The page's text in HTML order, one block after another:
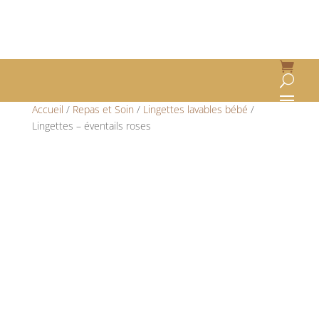
Accueil / Repas et Soin / Lingettes lavables bébé /
Lingettes – éventails roses